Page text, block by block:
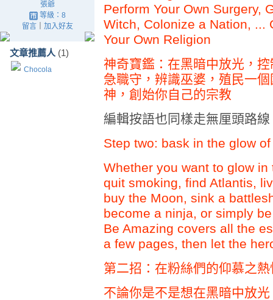
張爺
等級：8
留言｜ 加入好友
文章推薦人 (1)
Chocola
Perform Your Own Surgery,
Witch, Colonize a Nation, ...
Your Own Religion
神奇寶鑑：在黑暗中放光，
急職守，辨識巫婆，殖民一
神，創始你自己的宗教
編輯按語也同樣走無厘頭路線
Step two: bask in the glow
Whether you want to glow
quit smoking, find Atlantis,
buy the Moon, sink a
become a ninja, or simply
Be Amazing covers all the
a few pages, then let the
第二招：在粉絲們的仰慕之
不論你是不是想在黑暗中放